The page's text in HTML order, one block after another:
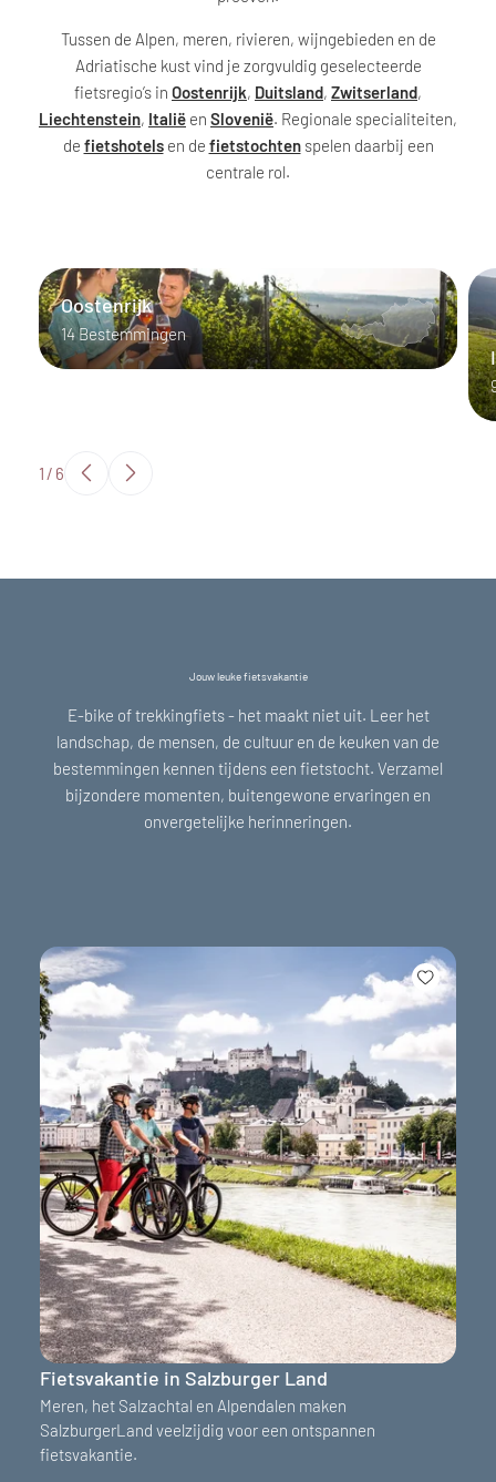
Tussen de Alpen, meren, rivieren, wijngebieden en de
Adriatische kust vind je zorgvuldig geselecteerde
fietsregio’s in Oostenrijk, Duitsland, Zwitserland,
Liechtenstein, Italië en Slovenië. Regionale specialiteiten,
de fietshotelsen de fietstochtenspelen daarbij een
centrale rol.
Oostenrijk
14 Bestemmingen
1 / 6
Jouw leuke fietsvakantie
E-bike of trekkingfiets - het maakt niet uit. Leer het
landschap, de mensen, de cultuur en de keuken van de
bestemmingen kennen tijdens een fietstocht. Verzamel
bijzondere momenten, buitengewone ervaringen en
onvergetelijke herinneringen.
Fietsvakantie in Salzburger Land
Meren, het Salzachtal en Alpendalen maken
SalzburgerLand veelzijdig voor een ontspannen
fietsvakantie.